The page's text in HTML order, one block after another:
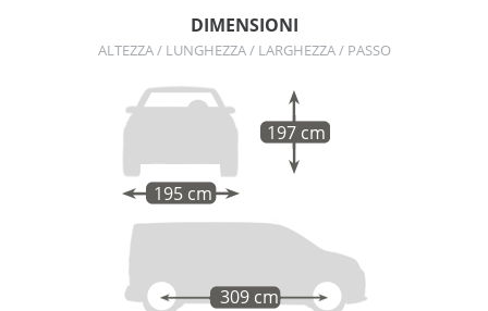
DIMENSIONI
ALTEZZA / LUNGHEZZA / LARGHEZZA / PASSO
195 cm
197 cm
309 cm